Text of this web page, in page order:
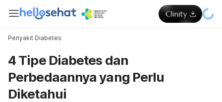
Penyakit Diabetes
4 Tipe Diabetes dan
Perbedaannya yang Perlu
Diketahui